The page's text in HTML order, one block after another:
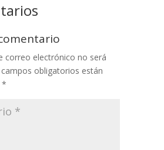
correo electrónico no será
obligatorios están
*